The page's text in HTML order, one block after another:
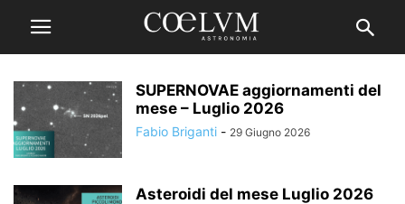
SUPERNOVAE aggiornamenti del
mese – Luglio 2026
Fabio Briganti - 29 Giugno 2026
Asteroidi del mese Luglio 2026